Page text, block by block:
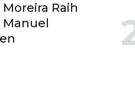
Raih